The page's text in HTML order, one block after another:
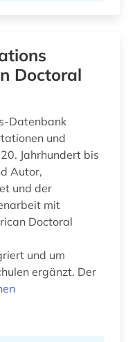
nichtmetallischer werkstoff (1)
niederlande großbritannien seekrieg (1)
Doctoral
Datenbank
und
Jahrhundert bis
Autor,
und der
Doctoral
und um
ergänzt. Der